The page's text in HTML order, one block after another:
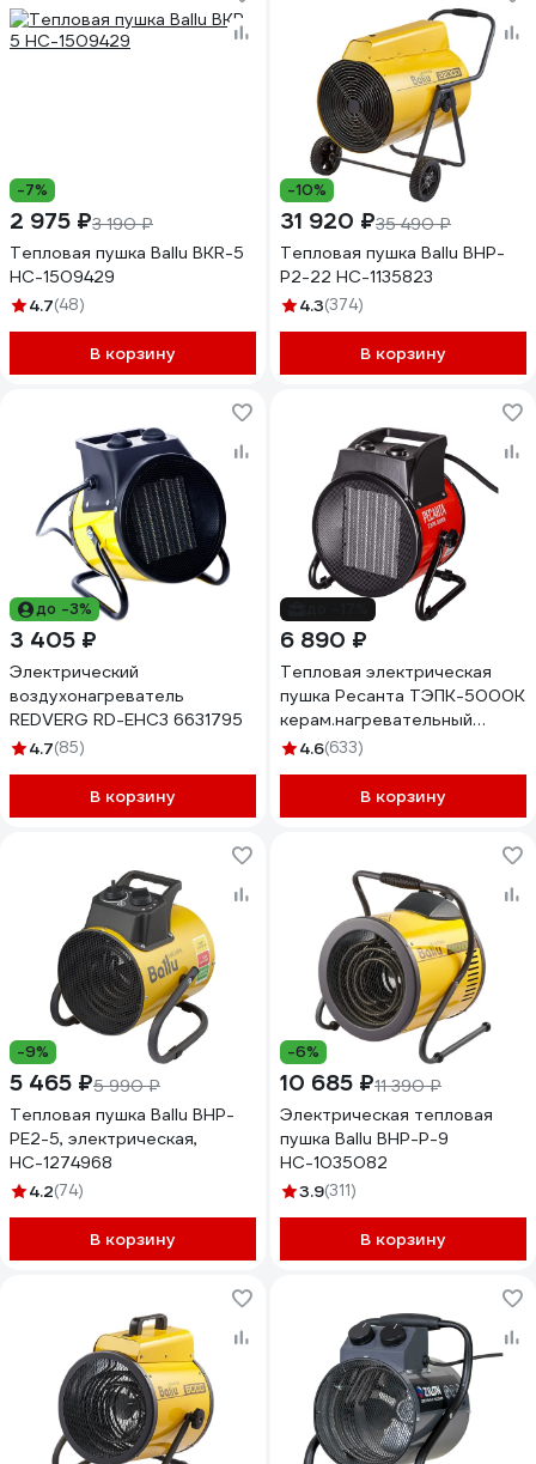
-7%
2 975 ₽3 190 ₽
Тепловая пушка Ballu BKR-5
НС-1509429
4.7(48)
В корзину
-10%
31 920 ₽35 490 ₽
Тепловая пушка Ballu BHP-
P2-22 НС-1135823
4.3(374)
В корзину
до -3%
3 405 ₽
Электрический
воздухонагреватель
REDVERG RD-EHC3 6631795
4.7(85)
В корзину
6 890 ₽
Тепловая электрическая
пушка Ресанта ТЭПК-5000K
керам.нагревательный
элемент, круглая 67/1/25
4.6(633)
В корзину
-9%
5 465 ₽5 990 ₽
Тепловая пушка Ballu BHP-
PE2-5, электрическая,
НС-1274968
4.2(74)
В корзину
-6%
10 685 ₽11 390 ₽
Электрическая тепловая
пушка Ballu BHP-P-9
НС-1035082
3.9(311)
В корзину